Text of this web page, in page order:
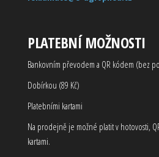
PLATEBNÍ MOŽNOSTI
Bankovním převodem a QR kódem (bez
Dobírkou (89 Kč)
Platebními kartami
Na prodejně je možné platit v hotovosti,
kartami.